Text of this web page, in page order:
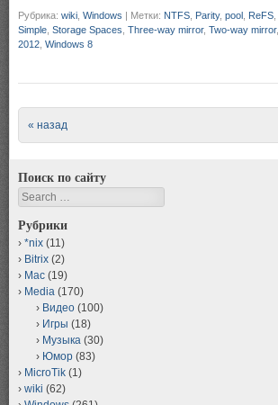
Рубрика: wiki Windows | Метки: NTFS Parity, pool ReFS
Simple Storage Spaces Three-way mirror, Two-way mirror,
2012 Windows 8
Post navigation
« назад
Поиск по сайту
Search
Рубрики
*nix (11)
Bitrix (2)
Mac (19)
Media (170)
Видео (100)
Игры (18)
Музыка (30)
Юмор (83)
MicroTik (1)
wiki (62)